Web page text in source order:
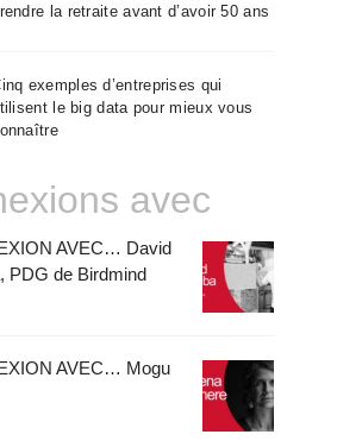
la retraite avant d’avoir 50 ans
exemples d’entreprises qui
le big data pour mieux vous
avec
AVEC… David
PDG de Birdmind
AVEC… Mogu